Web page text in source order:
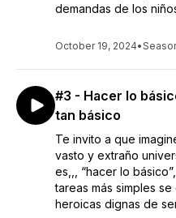
demandas de los
October 19, 2024•
#3 - Hacer lo
tan básico
Te invito a que
vasto y extraño
es,,, “hacer lo
tareas más simples
heroicas dignas de